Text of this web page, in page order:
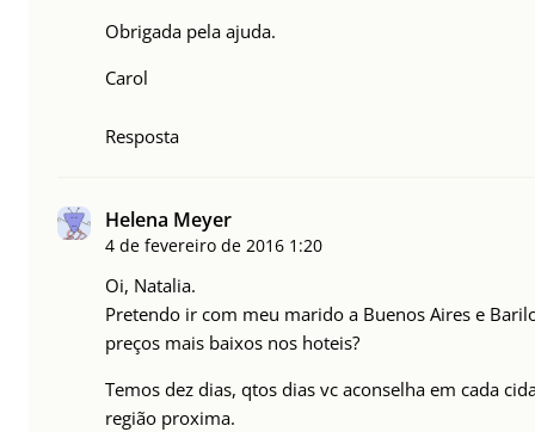
Obrigada pela ajuda.
Carol
Resposta
Helena Meyer
4 de fevereiro de 2016 1:20
Oi, Natalia.
Pretendo ir com meu marido a Buenos Aires e
preços mais baixos nos hoteis?
Temos dez dias, qtos dias vc aconselha em cada
região proxima.